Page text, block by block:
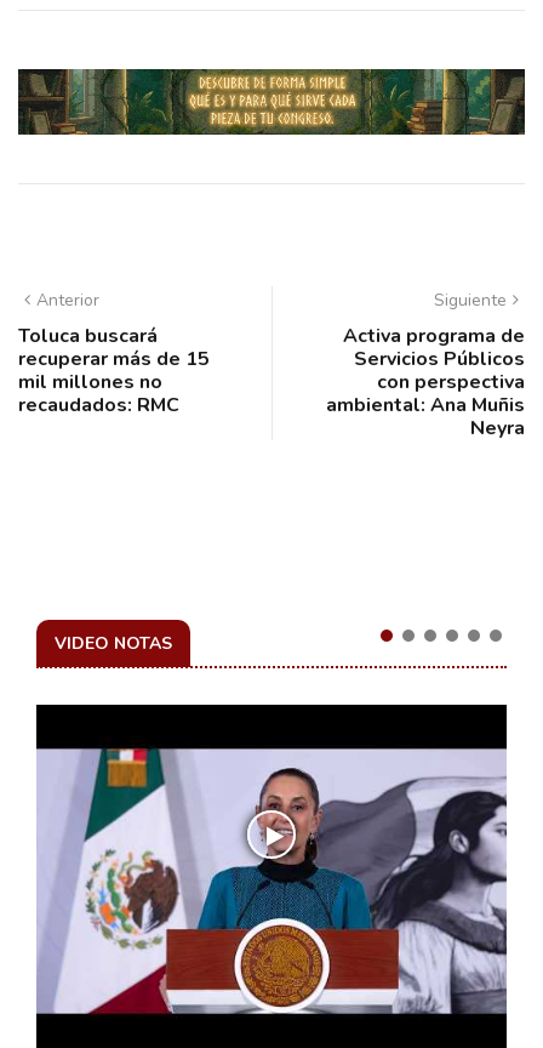
Anterior
Toluca buscará
recuperar más de 15
mil millones no
recaudados: RMC
Siguiente
Activa programa de
Servicios Públicos
con perspectiva
ambiental: Ana Muñis
Neyra
VIDEO NOTAS